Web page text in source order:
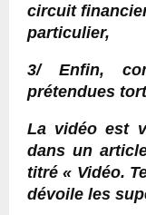
circuit
particulier,
3/ Enfin,
prétendues
La vidéo est
dans un
titré « Vidéo.
dévoile les